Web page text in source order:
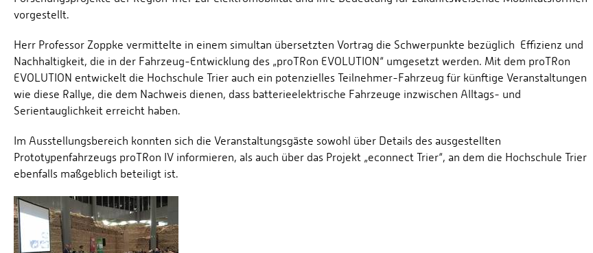
vorgestellt.
Herr Professor Zoppke vermittelte in einem simultan übersetzten Vortrag die Schwerpunkte bezüglich Effizienz und
Nachhaltigkeit, die in der Fahrzeug-Entwicklung des „proTRon EVOLUTION“ umgesetzt werden. Mit dem proTRon
EVOLUTION entwickelt die Hochschule Trier auch ein potenzielles Teilnehmer-Fahrzeug für künftige Veranstaltungen
wie diese Rallye, die dem Nachweis dienen, dass batterieelektrische Fahrzeuge inzwischen Alltags- und
Serientauglichkeit erreicht haben.
Im Ausstellungsbereich konnten sich die Veranstaltungsgäste sowohl über Details des ausgestellten
Prototypenfahrzeugs proTRon IV informieren, als auch über das Projekt „econnect Trier“, an dem die Hochschule Trier
ebenfalls maßgeblich beteiligt ist.